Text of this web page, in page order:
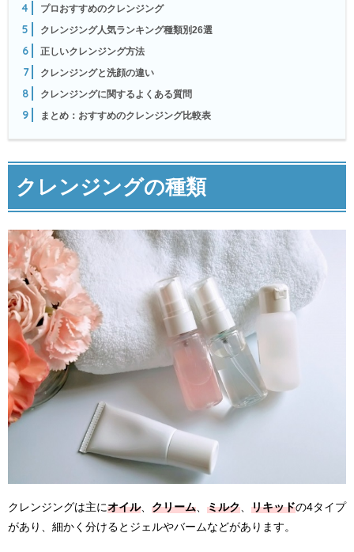
4 プロおすすめのクレンジング
5 クレンジング人気ランキング種類別26選
6 正しいクレンジング方法
7 クレンジングと洗顔の違い
8 クレンジングに関するよくある質問
9 まとめ：おすすめのクレンジング比較表
クレンジングの種類
クレンジングは主にオイル、 クリーム ミルク リキッドの4タイプ
があり、細かく分けるとジェルやバームなどがあります。